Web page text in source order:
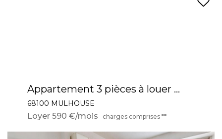
Appartement 3 pièces à louer à Mulhouse - Confort et tranquillité au 1er étage
68100 MULHOUSE
Loyer 590 €/mois charges comprises **